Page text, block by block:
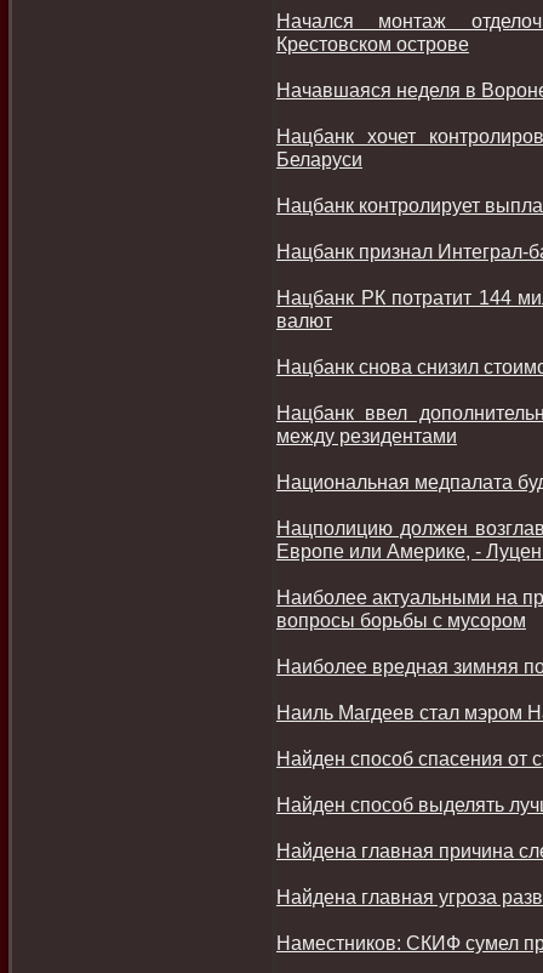
Начался монтаж
Крестовском острове
Начавшаяся неделя в
Нацбанк хочет
Беларуси
Нацбанк контролирует
Нацбанк признал Интеграл-
Нацбанк РК потратит 144
валют
Нацбанк снова снизил
Нацбанк ввел
между резидентами
Национальная медпалата
Нацполицию должен
Европе или Америке, -
Наиболее актуальными на
вопросы борьбы с мусором
Наиболее вредная зимняя
Наиль Магдеев стал мэром
Найден способ спасения от
Найден способ выделять
Найдена главная причина
Найдена главная угроза
Наместников: СКИФ сумел